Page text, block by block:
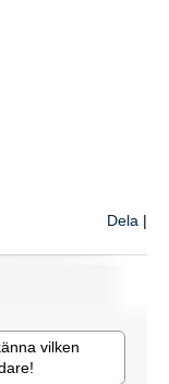
Dela |
vilken